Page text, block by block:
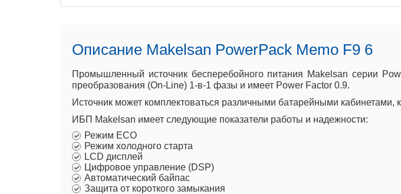
Описание Makelsan PowerPack Memo F9 6
Промышленный источник бесперебойного питания Makelsan серии
преобразования (On-Line) 1-в-1 фазы и имеет Power Factor 0.9.
Источник может комплектоваться различными батарейными кабинетами,
ИБП Makelsan имеет следующие показатели работы и надежности:
Режим ECO
Режим холодного старта
LCD дисплей
Цифровое управление (DSP)
Автоматический байпас
Защита от короткого замыкания